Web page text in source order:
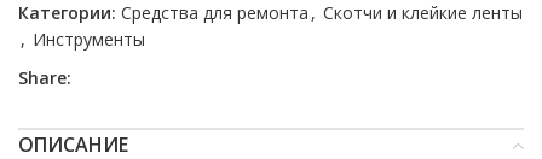
Категории: Средства для ремонта , Скотчи и клейкие ленты
, Инструменты
Share:
ОПИСАНИЕ